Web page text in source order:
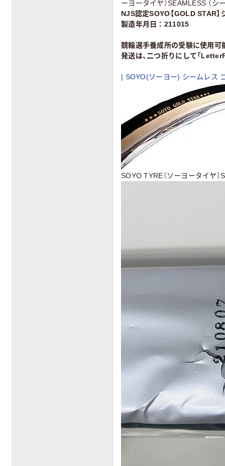
NJS認定SOYO【GOLD STAR
製造年月日：211015
競輪選手養成所の受験に使用可
発送は、二つ折りにして「
| SOYO(ソーヨー) シームレス
SOYO TYRE（ソーヨータイヤ